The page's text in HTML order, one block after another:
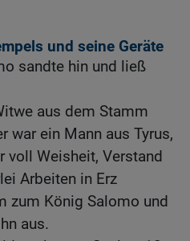
und seine Geräte
sandte hin und ließ
aus dem Stamm
war ein Mann aus Tyrus,
voll Weisheit, Verstand
Arbeiten in Erz
zum König Salomo und
aus.